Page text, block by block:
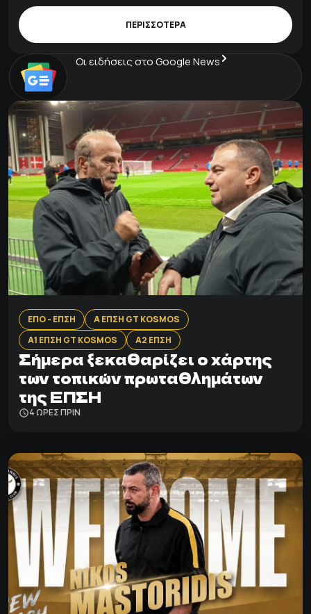
ΠΕΡΙΣΣΟΤΕΡΑ
Οι ειδήσεις στο Google News
ΕΠΟ - ΕΠΣΗ
Α ΕΠΣΗ GT KOSMOS
Α1 ΕΠΣΗ GT KOSMOS
Α2 ΕΠΣΗ
Σήμερα ξεκαθαρίζει ο χάρτης
των τοπικών πρωταθλημάτων
της ΕΠΣΗ
4 ΩΡΕΣ ΠΡΙΝ